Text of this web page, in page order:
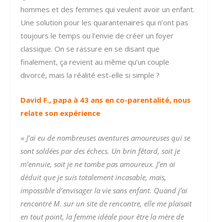
hommes et des femmes qui veulent avoir un enfant.
Une solution pour les quarantenaires qui n’ont pas
toujours le temps ou l’envie de créer un foyer
classique. On se rassure en se disant que
finalement, ça revient au même qu’un couple
divorcé, mais la réalité est-elle si simple ?
David F., papa à 43 ans en co-parentalité, nous
relate son expérience
« J’ai eu de nombreuses aventures amoureuses qui se
sont soldées par des échecs. Un brin fêtard, soit je
m’ennuie, soit je ne tombe pas amoureux. J’en ai
déduit que je suis totalement incasable, mais,
impossible d’envisager la vie sans enfant. Quand j’ai
rencontré M. sur un site de rencontre, elle me plaisait
en tout point, la femme idéale pour être la mère de